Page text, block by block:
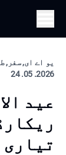
یو اے ای, سفر,
2026. 05. 24
عید
تیاری